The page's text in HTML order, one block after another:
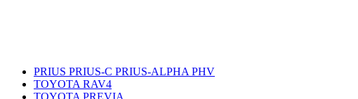
PRIUS PRIUS-C PRIUS-ALPHA PHV
TOYOTA RAV4
TOYOTA PREVIA